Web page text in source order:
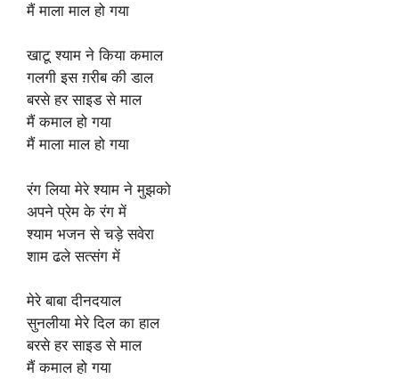
मैं माला माल हो गया
खाटू श्याम ने किया कमाल
गलगी इस ग़रीब की डाल
बरसे हर साइड से माल
मैं कमाल हो गया
मैं माला माल हो गया
रंग लिया मेरे श्याम ने मुझको
अपने प्रेम के रंग में
श्याम भजन से चड़े सवेरा
शाम ढले सत्संग में
मेरे बाबा दीनदयाल
सुनलीया मेरे दिल का हाल
बरसे हर साइड से माल
मैं कमाल हो गया